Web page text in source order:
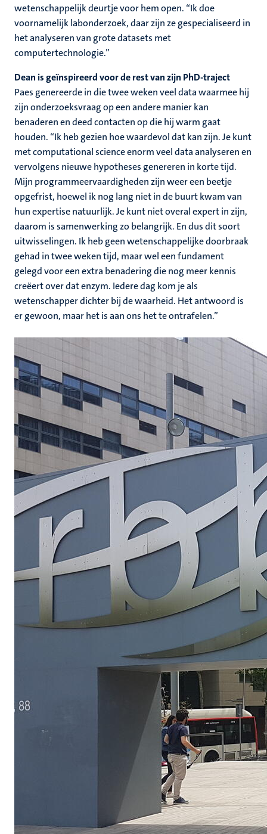
wetenschappelijk deurtje voor hem open. “Ik doe
voornamelijk labonderzoek, daar zijn ze gespecialiseerd in
het analyseren van grote datasets met
computertechnologie.”
Dean is geïnspireerd voor de rest van zijn PhD-traject
Paes genereerde in die twee weken veel data waarmee hij
zijn onderzoeksvraag op een andere manier kan
benaderen en deed contacten op die hij warm gaat
houden. “Ik heb gezien hoe waardevol dat kan zijn. Je kunt
met computational science enorm veel data analyseren en
vervolgens nieuwe hypotheses genereren in korte tijd.
Mijn programmeervaardigheden zijn weer een beetje
opgefrist, hoewel ik nog lang niet in de buurt kwam van
hun expertise natuurlijk. Je kunt niet overal expert in zijn,
daarom is samenwerking zo belangrijk. En dus dit soort
uitwisselingen. Ik heb geen wetenschappelijke doorbraak
gehad in twee weken tijd, maar wel een fundament
gelegd voor een extra benadering die nog meer kennis
creëert over dat enzym. Iedere dag kom je als
wetenschapper dichter bij de waarheid. Het antwoord is
er gewoon, maar het is aan ons het te ontrafelen.”